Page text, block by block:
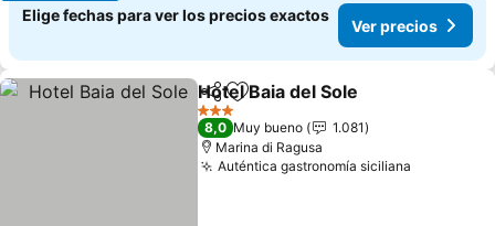
Elige fechas para ver los precios exactos
Ver precios
CompartirAgregar a favoritos
Hotel Baia del Sole
3 Estrellas
8,0 Muy bueno
1.081
Marina di Ragusa
Auténtica gastronomía siciliana